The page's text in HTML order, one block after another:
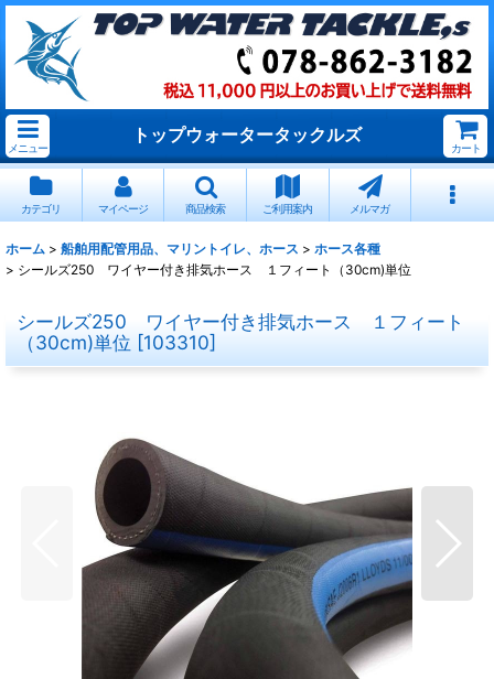
メニュー
トップウォータータックルズ
カート
カテゴリ マイページ 商品検索 ご利用案内 メルマガ
ホーム > 船舶用配管用品、マリントイレ、ホース > ホース各種
> シールズ250 ワイヤー付き排気ホース １フィート（30cm)単位
シールズ250 ワイヤー付き排気ホース １フィート
（30cm)単位 [103310]